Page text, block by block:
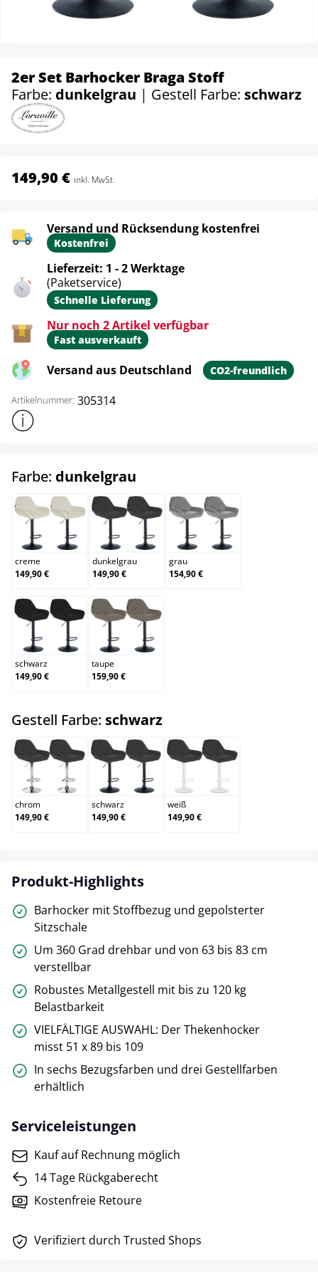
2er Set Barhocker Braga Stoff
Farbe: dunkelgrau | Gestell Farbe: schwarz
149,90 € inkl. MwSt.
Versand und Rücksendung kostenfrei
Kostenfrei
Lieferzeit: 1 - 2 Werktage
(Paketservice)
Schnelle Lieferung
Nur noch 2 Artikel verfügbar
Fast ausverkauft
Versand aus Deutschland CO2-freundlich
Artikelnummer: 305314
Weitere Produktinformationen anzeigen
Farbe: dunkelgrau
creme
creme
149,90 €
dunkelgrau
dunkelgrau
149,90 €
grau
grau
154,90 €
schwarz
schwarz
149,90 €
taupe
taupe
159,90 €
Gestell Farbe: schwarzauswählen
chrom
chrom
149,90 €
schwarz
schwarz
149,90 €
weiß
149,90 €
Produkt-Highlights
Barhocker mit Stoffbezug und gepolsterter
Sitzschale
Um 360 Grad drehbar und von 63 bis 83 cm
verstellbar
Robustes Metallgestell mit bis zu 120 kg
Belastbarkeit
VIELFÄLTIGE AUSWAHL: Der Thekenhocker
misst 51 x 89 bis 109
In sechs Bezugsfarben und drei Gestellfarben
erhältlich
Serviceleistungen
Kauf auf Rechnung möglich
14 Tage Rückgaberecht
Kostenfreie Retoure
Verifiziert durch Trusted Shops